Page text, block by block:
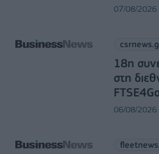
07/08/2026
18η
στη
06/08/2026